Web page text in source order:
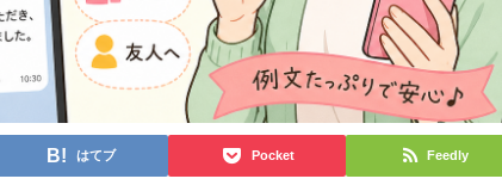
はてブ Pocket Feedly